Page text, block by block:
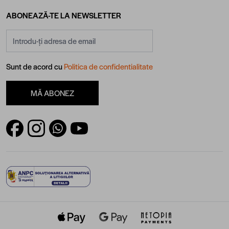
ABONEAZĂ-TE LA NEWSLETTER
Sunt de acord cuPolitica de confidentialitate
MĂ ABONEZ